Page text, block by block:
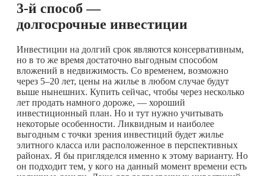
3-й способ —
долгосрочные инвестиции
Инвестиции на долгий срок являются консервативным,
но в то же время достаточно выгодным способом
вложений в недвижимость. Со временем, возможно
через 5–20 лет, цены на жилье в любом случае будут
выше нынешних. Купить сейчас, чтобы через несколько
лет продать намного дороже, — хороший
инвестиционный план. Но и тут нужно учитывать
некоторые особенности. Ликвидным и наиболее
выгодным с точки зрения инвестиций будет жилье
элитного класса или расположенное в перспективных
районах. Я бы пригляделся именно к этому варианту. Но
он подходит тем, у кого на данный момент времени есть